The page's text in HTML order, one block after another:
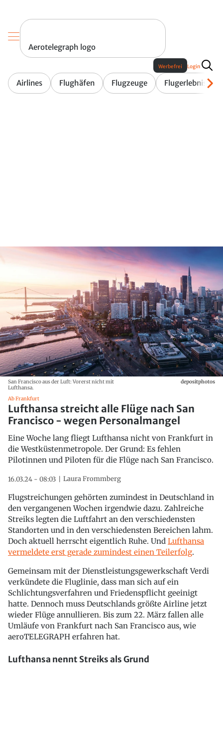
Aerotelegraph logo
Airlines Flughäfen Flugzeuge Flugerlebnis
Werbefrei Login
San Francisco aus der Luft: Vorerst nicht mit
Lufthansa.
depositphotos
Ab Frankfurt
Lufthansa streicht alle Flüge nach San
Francisco - wegen Personalmangel
Eine Woche lang fliegt Lufthansa nicht von Frankfurt in
die Westküstenmetropole. Der Grund: Es fehlen
Pilotinnen und Piloten für die Flüge nach San Francisco.
16.03.24 - 08:03 Laura Frommberg
Flugstreichungen gehörten zumindest in Deutschland in
den vergangenen Wochen irgendwie dazu. Zahlreiche
Streiks legten die Luftfahrt an den verschiedensten
Standorten und in den verschiedensten Bereichen lahm.
Doch aktuell herrscht eigentlich Ruhe. Und Lufthansa
vermeldete erst gerade zumindest einen Teilerfolg.
Gemeinsam mit der Dienstleistungsgewerkschaft Verdi
verkündete die Fluglinie, dass man sich auf ein
Schlichtungsverfahren und Friedenspflicht geeinigt
hatte. Dennoch muss Deutschlands größte Airline jetzt
wieder Flüge annullieren. Bis zum 22. März fallen alle
Umläufe von Frankfurt nach San Francisco aus, wie
aeroTELEGRAPH erfahren hat.
Lufthansa nennt Streiks als Grund